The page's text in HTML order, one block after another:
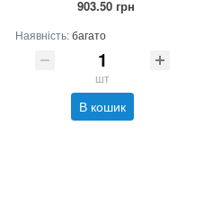
903.50 грн
Наявність:багато
шт
В кошик